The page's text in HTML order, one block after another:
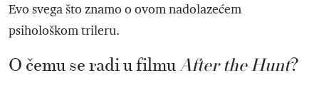
Evo svega što znamo o ovom nadolazećem
psihološkom trileru.
O čemu se radi u filmuAfter the Hunt?